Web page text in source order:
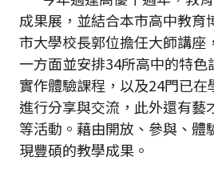
成果展，並結合本市高中教育
市大學校長郭位擔任大師講座
一方面並安排34所高中的特色
實作體驗課程，以及24門已
進行分享與交流，此外還有藝
等活動。藉由開放、參與、體
現豐碩的教學成果。